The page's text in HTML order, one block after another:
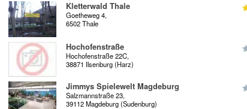
Kletterwald Thale
Goetheweg 4,
6502 Thale
Hochofenstraße
Hochofenstraße 22C,
38871 Ilsenburg (Harz)
Jimmys Spielewelt Magdeburg
Salzmannstraße 23,
39112 Magdeburg (Sudenburg)